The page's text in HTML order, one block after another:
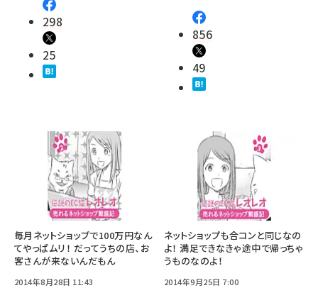
298
25
856
49
毎月ネットショップで100万円なん
てやっぱムリ！ だってうちの店、お
客さんが来ないんだもん
2014年8月28日 11:43
ネットショップも合コンと同じなの
よ！ 満足できなきゃ途中で帰っちゃ
うものなのよ！
2014年9月25日 7:00